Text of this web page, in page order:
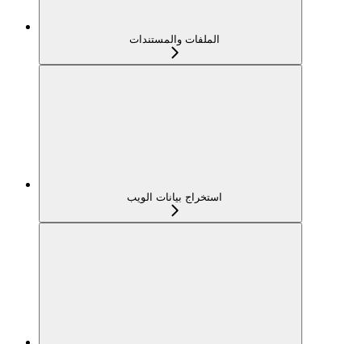
الملفات والمستندات
استخراج بيانات الويب